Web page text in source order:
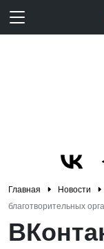
Главная Новости
благотворительных